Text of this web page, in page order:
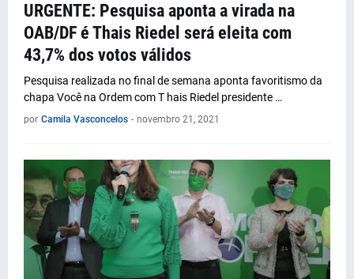
URGENTE: Pesquisa aponta a virada na
OAB/DF é Thais Riedel será eleita com
43,7% dos votos válidos
Pesquisa realizada no final de semana aponta favoritismo da
chapa Você na Ordem com T hais Riedel presidente …
por Camila Vasconcelos - novembro 21, 2021